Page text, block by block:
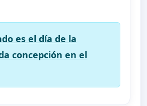
es el día de la
concepción en el